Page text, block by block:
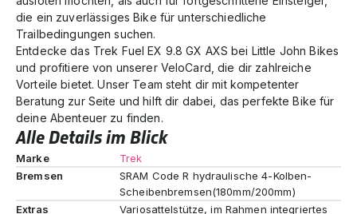
die ein zuverlässiges Bike für unterschiedliche
Trailbedingungen suchen.
Entdecke das Trek Fuel EX 9.8 GX AXS bei Little John Bikes
und profitiere von unserer VeloCard, die dir zahlreiche
Vorteile bietet. Unser Team steht dir mit kompetenter
Beratung zur Seite und hilft dir dabei, das perfekte Bike für
deine Abenteuer zu finden.
Alle Details im Blick
Marke
Trek
Bremsen
SRAM Code R hydraulische 4-Kolben-
Scheibenbremsen(180mm/200mm)
Extras
Variosattelstütze, im Rahmen integriertes